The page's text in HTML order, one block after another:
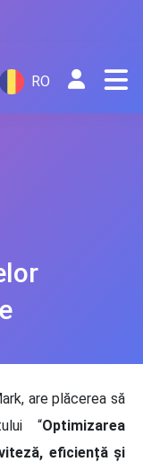
RO
are plăcerea să
“Optimizarea
eficiență și